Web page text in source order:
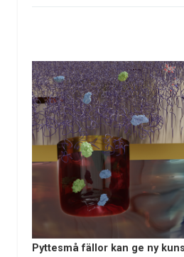
Pyttesmå fällor kan ge ny